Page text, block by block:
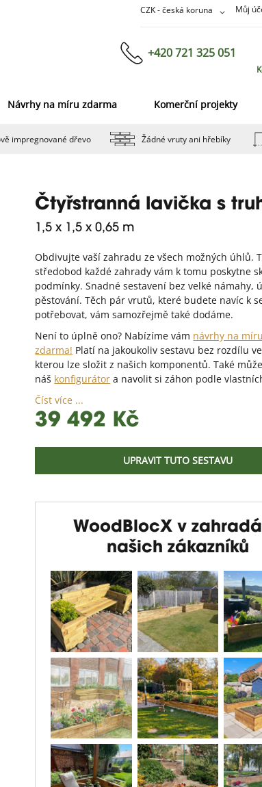
Můj
Přejít
Měna
CZK - česká koruna
+420 721 325 051
Návrhy na míru zdarma Komerční projekty
impregnované dřevo Žádné vruty ani hřebíky
Čtyřstranná lavička s
1,5 x 1,5 x 0,65 m
Obdivujte vaší zahradu ze všech možných úhlů.
středobod každé zahrady vám k tomu poskytne
podmínky. Snadné sestavení bez velké námahy,
pěstování. Těch pár vrutů, které budete navíc k
potřebovat, vám samozřejmě také dodáme.
Není to úplně ono? Nabízíme vám návrhy na míru
zdarma! Platí na jakoukoliv sestavu bez rozdílu
kterou lze složit z našich komponentů. Také
náš konfigurátor a navolit si záhon podle
Číst více ...
39 492 Kč
UPRAVIT TUTO SESTAVU
WoodBlocX v
našich zákazníků